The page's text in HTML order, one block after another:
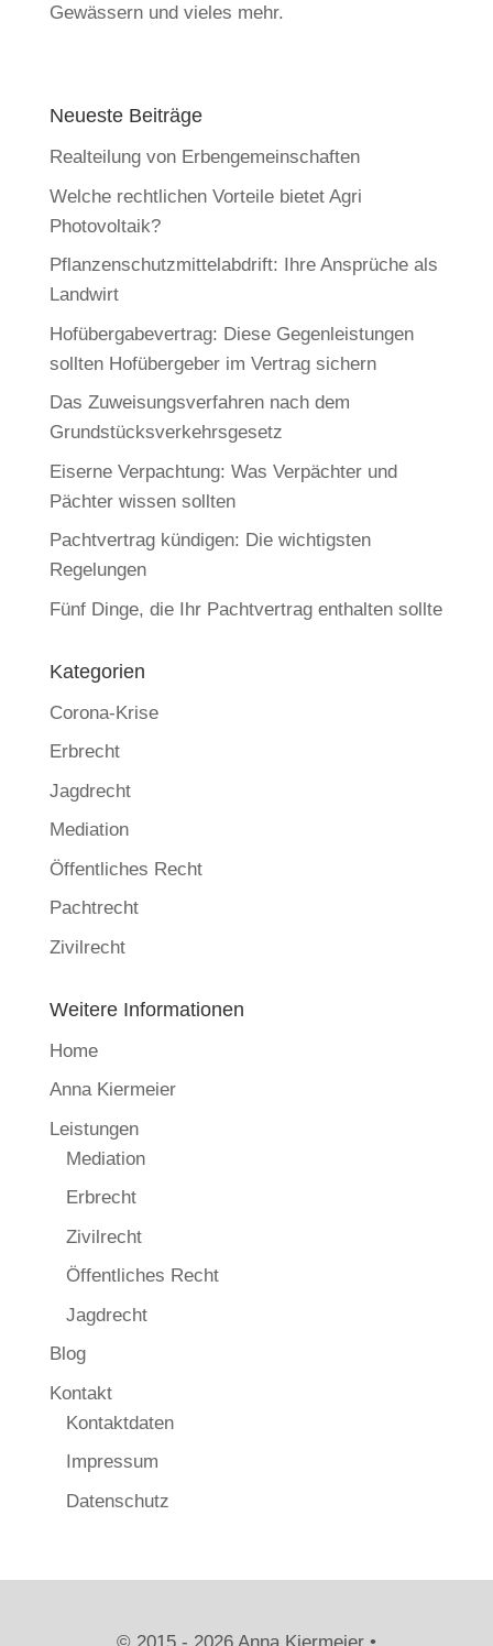
Gewässern und vieles mehr.
Neueste Beiträge
Realteilung von Erbengemeinschaften
Welche rechtlichen Vorteile bietet Agri
Photovoltaik?
Pflanzenschutzmittelabdrift: Ihre Ansprüche als
Landwirt
Hofübergabevertrag: Diese Gegenleistungen
sollten Hofübergeber im Vertrag sichern
Das Zuweisungsverfahren nach dem
Grundstücksverkehrsgesetz
Eiserne Verpachtung: Was Verpächter und
Pächter wissen sollten
Pachtvertrag kündigen: Die wichtigsten
Regelungen
Fünf Dinge, die Ihr Pachtvertrag enthalten sollte
Kategorien
Corona-Krise
Erbrecht
Jagdrecht
Mediation
Öffentliches Recht
Pachtrecht
Zivilrecht
Weitere Informationen
Home
Anna Kiermeier
Leistungen
Mediation
Erbrecht
Zivilrecht
Öffentliches Recht
Jagdrecht
Blog
Kontakt
Kontaktdaten
Impressum
Datenschutz
© 2015 - 2026 Anna Kiermeier •